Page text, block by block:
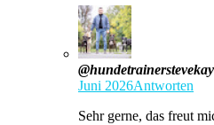
Juni 2026Antworten
Sehr gerne, das freut